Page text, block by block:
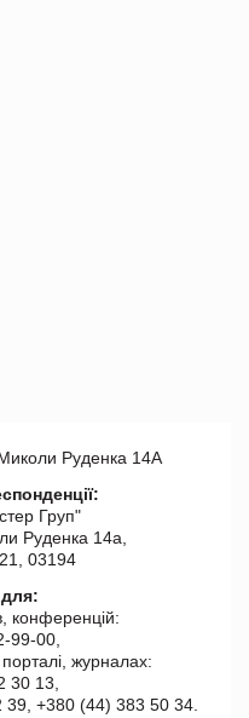
Руденка 14А
Груп"
Руденка 14а,
03194
конференцій:
99-00,
журналах:
30 13,
39, +380 (44) 383 50 34.